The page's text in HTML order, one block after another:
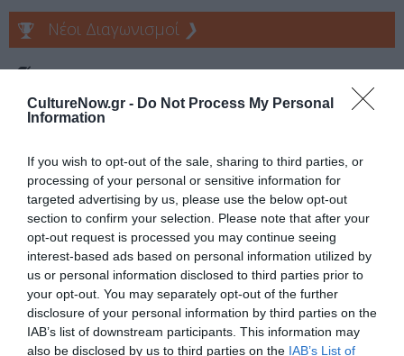
CultureNow.gr - Do Not Process My Personal
Information
If you wish to opt-out of the sale, sharing to third parties, or
processing of your personal or sensitive information for
targeted advertising by us, please use the below opt-out
section to confirm your selection. Please note that after your
opt-out request is processed you may continue seeing
interest-based ads based on personal information utilized by
us or personal information disclosed to third parties prior to
your opt-out. You may separately opt-out of the further
disclosure of your personal information by third parties on the
IAB’s list of downstream participants. This information may
also be disclosed by us to third parties on the IAB’s List of
Νέοι Διαγωνισμοί ❯
Tags
ΕΚΔΟΣΕΙΣ ΚΑΣΤΑΝΙΩΤΗ
ΕΛΛΗΝΕΣ ΣΥΓΓΡΑΦΕΙΣ
Newsletter
Κάθε βδομάδα στο e-mail σας τα τελευταία νέα για
την Τέχνη και τον Πολιτισμό!